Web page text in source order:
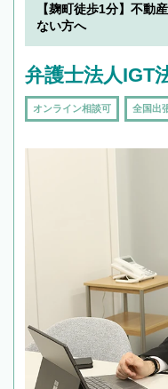
【麹町徒歩1分】不動
ない方へ
弁護士法人IGT
オンライン相談可 全国出